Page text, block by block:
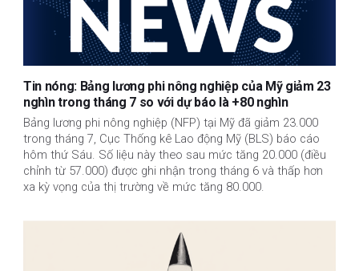
Tin nóng: Bảng lương phi nông nghiệp của Mỹ giảm 23
nghìn trong tháng 7 so với dự báo là +80 nghìn
Bảng lương phi nông nghiệp (NFP) tại Mỹ đã giảm 23.000
trong tháng 7, Cục Thống kê Lao động Mỹ (BLS) báo cáo
hôm thứ Sáu. Số liệu này theo sau mức tăng 20.000 (điều
chỉnh từ 57.000) được ghi nhận trong tháng 6 và thấp hơn
xa kỳ vọng của thị trường về mức tăng 80.000.